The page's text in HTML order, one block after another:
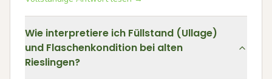
Wie interpretiere ich Füllstand (Ullage)
und Flaschenkondition bei alten
Rieslingen?